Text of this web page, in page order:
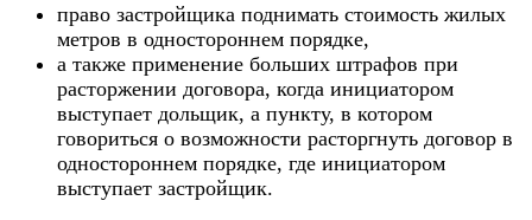
право застройщика поднимать стоимость жилых
метров в одностороннем порядке,
а также применение больших штрафов при
расторжении договора, когда инициатором
выступает дольщик, а пункту, в котором
говориться о возможности расторгнуть договор в
одностороннем порядке, где инициатором
выступает застройщик.